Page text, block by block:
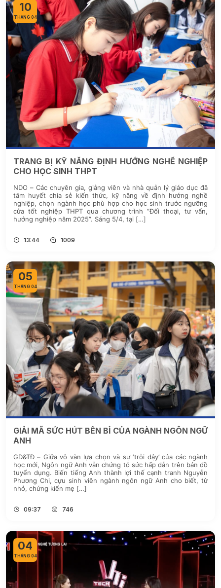
10
THÁNG 04
TRANG BỊ KỸ NĂNG ĐỊNH HƯỚNG NGHỀ NGHIỆP
CHO HỌC SINH THPT
NDO – Các chuyên gia, giảng viên và nhà quản lý giáo dục đã
tâm huyết chia sẻ kiến thức, kỹ năng về định hướng nghề
nghiệp, chọn ngành học phù hợp cho học sinh trước ngưỡng
cửa tốt nghiệp THPT qua chương trình “Đối thoại, tư vấn,
hướng nghiệp năm 2025”. Sáng 5/4, tại […]
13:44 1009
05
THÁNG 04
GIẢI MÃ SỨC HÚT BỀN BỈ CỦA NGÀNH NGÔN NGỮ
ANH
GD&TĐ – Giữa vô vàn lựa chọn và sự ‘trỗi dậy’ của các ngành
học mới, Ngôn ngữ Anh vẫn chứng tỏ sức hấp dẫn trên bản đồ
tuyển dụng. Biến tiếng Anh thành lợi thế cạnh tranh Nguyễn
Phương Chi, cựu sinh viên ngành ngôn ngữ Anh cho biết, từ
nhỏ, chứng kiến mẹ […]
09:37 746
04
THÁNG 04